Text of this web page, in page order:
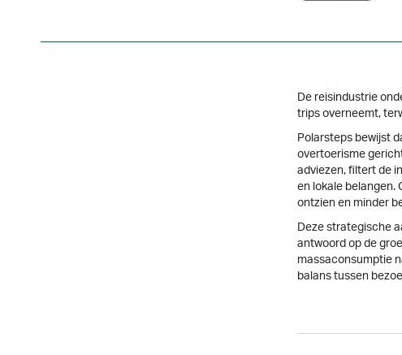
De reisindustrie
trips overneemt,
Polarsteps bewijst
overtoerisme
adviezen, filtert de
en lokale
ontzien en minder
Deze strategische
antwoord op de
massaconsumptie
balans tussen